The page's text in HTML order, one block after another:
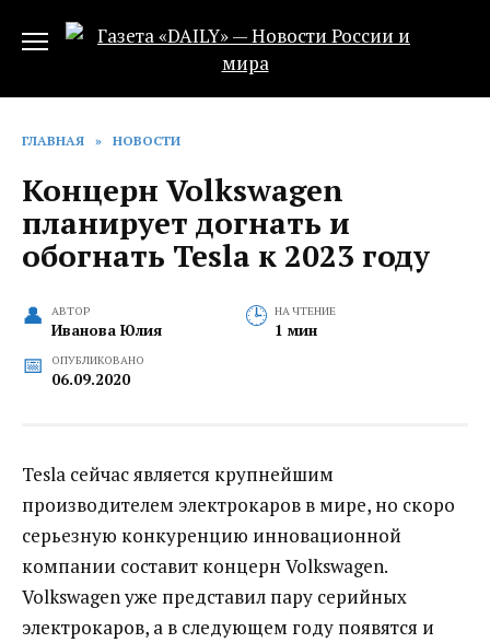
ГЛАВНАЯ » НОВОСТИ
Концерн Volkswagen
планирует догнать и
обогнать Tesla к 2023 году
АВТОР
Иванова Юлия
НА ЧТЕНИЕ
1 мин
ОПУБЛИКОВАНО
06.09.2020
Tesla сейчас является крупнейшим
производителем электрокаров в мире, но скоро
серьезную конкуренцию инновационной
компании составит концерн Volkswagen.
Volkswagen уже представил пару серийных
электрокаров, а в следующем году появятся и